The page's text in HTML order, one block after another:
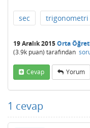
sec trigonometri
19 Aralık 2015Orta
(3.9k puan) tarafından
Cevap Yorum
1 cevap